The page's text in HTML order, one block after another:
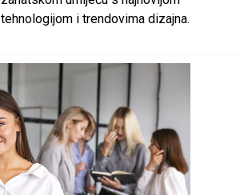
tehnologijom i trendovima dizajna.